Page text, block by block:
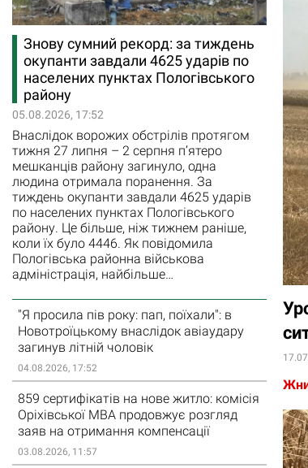
Знову сумний рекорд: за тиждень
окупанти завдали 4625 ударів по
населених пунктах Пологівського
району
05.08.2026, 17:52
Внаслідок ворожих обстрілів протягом
тижня 27 липня – 2 серпня п’ятеро
мешканців району загинуло, одна
людина отримала поранення. За
тиждень окупанти завдали 4625 ударів
по населених пунктах Пологівського
району. Це більше, ніж тижнем раніше,
коли їх було 4446. Як повідомила
Пологівська районна військова
адміністрація, найбільше…
"Я просила пів року: пап, поїхали": в
Новотроїцькому внаслідок авіаудару
загинув літній чоловік
04.08.2026, 17:52
859 сертифікатів на нове житло: комісія
Оріхівської МВА продовжує розгляд
заяв на отримання компенсації
03.08.2026, 11:57